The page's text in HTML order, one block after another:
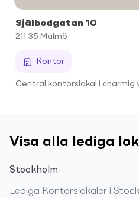
Själbodgatan 10
211 35 Malmö
Kontor
Central kontorslokal i
Visa alla lediga
Stockholm
Lediga Kontorslokaler i